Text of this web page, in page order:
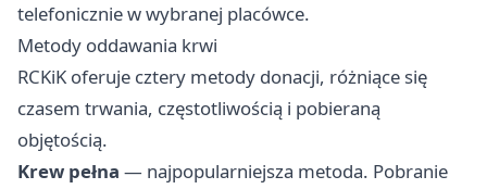
telefonicznie w wybranej placówce.
Metody oddawania krwi
RCKiK oferuje cztery metody donacji, różniące się
czasem trwania, częstotliwością i pobieraną
objętością.
Krew pełna — najpopularniejsza metoda. Pobranie